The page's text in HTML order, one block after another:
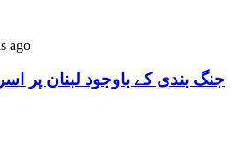
ago
جنگ بندی کے باوجود لبنان پر